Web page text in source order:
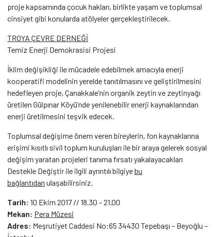
proje kapsamında çocuk hakları, birlikte yaşam ve toplumsal
cinsiyet gibi konularda atölyeler gerçekleştirilecek.
TROYA ÇEVRE DERNEĞİ
Temiz Enerji Demokrasisi Projesi
İklim değişikliği ile mücadele edebilmek amacıyla enerji
kooperatifi modelinin yerelde tanıtılmasını ve geliştirilmesini
hedefleyen proje, Çanakkale’nin organik zeytin ve zeytinyağı
üretilen Gülpınar Köyü’nde yenilenebilir enerji kaynaklarından
enerji üretilmesini teşvik edecek.
Toplumsal değişime önem veren bireylerin, fon kaynaklarına
erişimi kısıtlı sivil toplum kuruluşları ile bir araya gelerek sosyal
değişim yaratan projeleri tanıma fırsatı yakalayacakları
Destekle Değiştir ile ilgili ayrıntılı bilgiyebu
bağlantıdan ulaşabilirsiniz.
Tarih: 10 Ekim 2017 // 18.30 – 21.00
Mekan: Pera Müzesi
Adres: Meşrutiyet Caddesi No:65 34430 Tepebaşı – Beyoğlu –